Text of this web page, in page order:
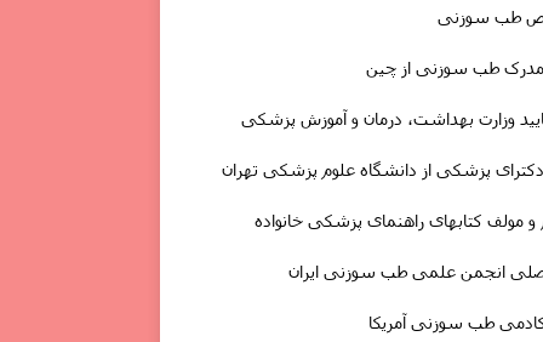
طب سوزنی
مدرک طب سوزنی از چین
وزارت بهداشت، درمان و آموزش پزشکی
دکترای پزشکی از دانشگاه علوم پزشکی تهران
و مولف کتابهای راهنمای پزشکی خانواده
انجمن علمی طب سوزنی ایران
طب سوزنی آمریکا